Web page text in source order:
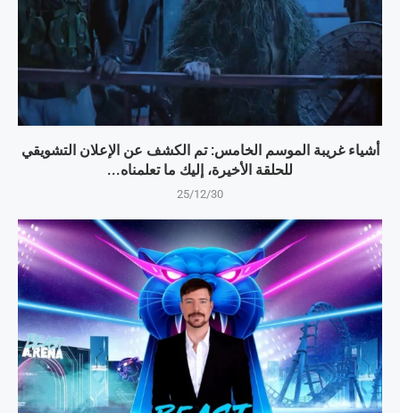
أشياء غريبة الموسم الخامس: تم الكشف عن الإعلان التشويقي
للحلقة الأخيرة، إليك ما تعلمناه...
25/12/30